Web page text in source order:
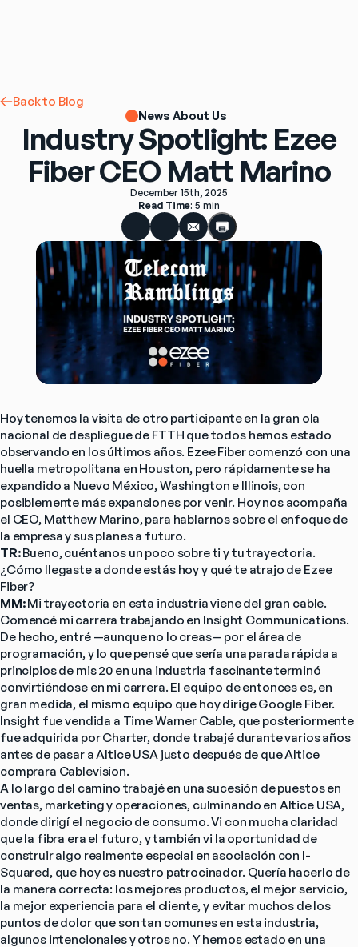
Back to Blog
News About Us
Industry Spotlight: Ezee
Fiber CEO Matt Marino
December 15th, 2025
Read Time: 5 min
Hoy tenemos la visita de otro participante en la gran ola
nacional de despliegue de FTTH que todos hemos estado
observando en los últimos años. Ezee Fiber comenzó con una
huella metropolitana en Houston, pero rápidamente se ha
expandido a Nuevo México, Washington e Illinois, con
posiblemente más expansiones por venir. Hoy nos acompaña
el CEO, Matthew Marino, para hablarnos sobre el enfoque de
la empresa y sus planes a futuro.
TR: Bueno, cuéntanos un poco sobre ti y tu trayectoria.
¿Cómo llegaste a donde estás hoy y qué te atrajo de Ezee
Fiber?
MM: Mi trayectoria en esta industria viene del gran cable.
Comencé mi carrera trabajando en Insight Communications.
De hecho, entré —aunque no lo creas— por el área de
programación, y lo que pensé que sería una parada rápida a
principios de mis 20 en una industria fascinante terminó
convirtiéndose en mi carrera. El equipo de entonces es, en
gran medida, el mismo equipo que hoy dirige Google Fiber.
Insight fue vendida a Time Warner Cable, que posteriormente
fue adquirida por Charter, donde trabajé durante varios años
antes de pasar a Altice USA justo después de que Altice
comprara Cablevision.
A lo largo del camino trabajé en una sucesión de puestos en
ventas, marketing y operaciones, culminando en Altice USA,
donde dirigí el negocio de consumo. Vi con mucha claridad
que la fibra era el futuro, y también vi la oportunidad de
construir algo realmente especial en asociación con I-
Squared, que hoy es nuestro patrocinador. Quería hacerlo de
la manera correcta: los mejores productos, el mejor servicio,
la mejor experiencia para el cliente, y evitar muchos de los
puntos de dolor que son tan comunes en esta industria,
algunos intencionales y otros no. Y hemos estado en una